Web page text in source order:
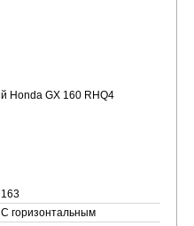
163
С горизонтальным